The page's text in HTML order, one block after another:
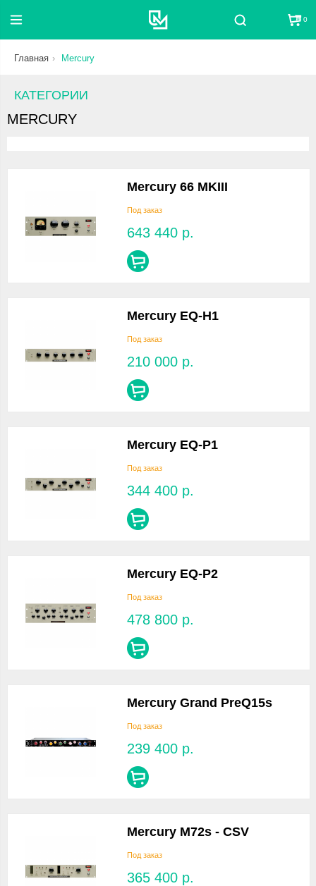
Поиск 0
Главная Mercury
КАТЕГОРИИ
MERCURY
Mercury 66 MKIII
Под заказ
643 440 р.
Mercury EQ-H1
Под заказ
210 000 р.
Mercury EQ-P1
Под заказ
344 400 р.
Mercury EQ-P2
Под заказ
478 800 р.
Mercury Grand PreQ15s
Под заказ
239 400 р.
Mercury M72s - CSV
Под заказ
365 400 р.